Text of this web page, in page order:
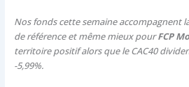
Nos fonds cette semaine accompagnent
de référence et même mieux pourFCP
territoire positif alors que le CAC40
-5,99%.